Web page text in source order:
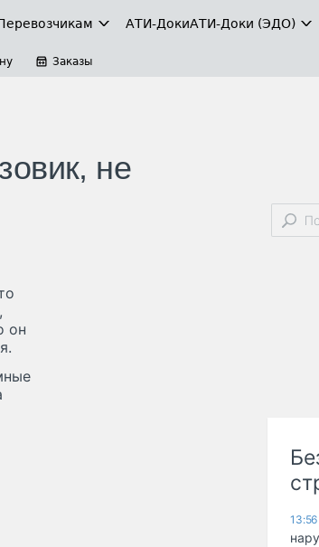
АТИ-ДокиАТИ-Доки (ЭДО)
Заказы
не
он
13:56